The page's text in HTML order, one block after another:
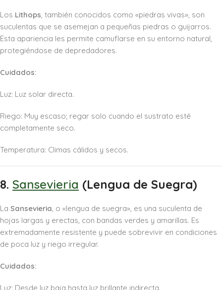
Los Lithops, también conocidos como «piedras vivas», son
suculentas que se asemejan a pequeñas piedras o guijarros.
Esta apariencia les permite camuflarse en su entorno natural,
protegiéndose de depredadores.
Cuidados:
Luz: Luz solar directa.
Riego: Muy escaso; regar solo cuando el sustrato esté
completamente seco.
Temperatura: Climas cálidos y secos.
8. Sansevieria (Lengua de Suegra)
La Sansevieria, o «lengua de suegra», es una suculenta de
hojas largas y erectas, con bandas verdes y amarillas. Es
extremadamente resistente y puede sobrevivir en condiciones
de poca luz y riego irregular.
Cuidados:
Luz: Desde luz baja hasta luz brillante indirecta.